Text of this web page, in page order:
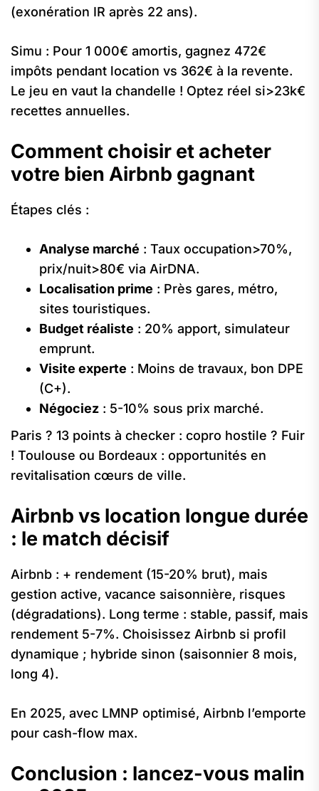
(exonération IR après 22 ans).
Simu : Pour 1 000€ amortis, gagnez 472€
impôts pendant location vs 362€ à la revente.
Le jeu en vaut la chandelle ! Optez réel si>23k€
recettes annuelles.
Comment choisir et acheter
votre bien Airbnb gagnant
Étapes clés :
Analyse marché : Taux occupation>70%,
prix/nuit>80€ via AirDNA.
Localisation prime : Près gares, métro,
sites touristiques.
Budget réaliste : 20% apport, simulateur
emprunt.
Visite experte : Moins de travaux, bon DPE
(C+).
Négociez : 5-10% sous prix marché.
Paris ? 13 points à checker : copro hostile ? Fuir
! Toulouse ou Bordeaux : opportunités en
revitalisation cœurs de ville.
Airbnb vs location longue durée
: le match décisif
Airbnb : + rendement (15-20% brut), mais
gestion active, vacance saisonnière, risques
(dégradations). Long terme : stable, passif, mais
rendement 5-7%. Choisissez Airbnb si profil
dynamique ; hybride sinon (saisonnier 8 mois,
long 4).
En 2025, avec LMNP optimisé, Airbnb l’emporte
pour cash-flow max.
Conclusion : lancez-vous malin